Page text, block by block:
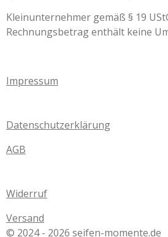
Kleinunternehmer gemäß § 19
Rechnungsbetrag enthält keine
Impressum
Datenschutzerklärung
AGB
Widerruf
Versand
© 2024 - 2026 seifen-momente.de